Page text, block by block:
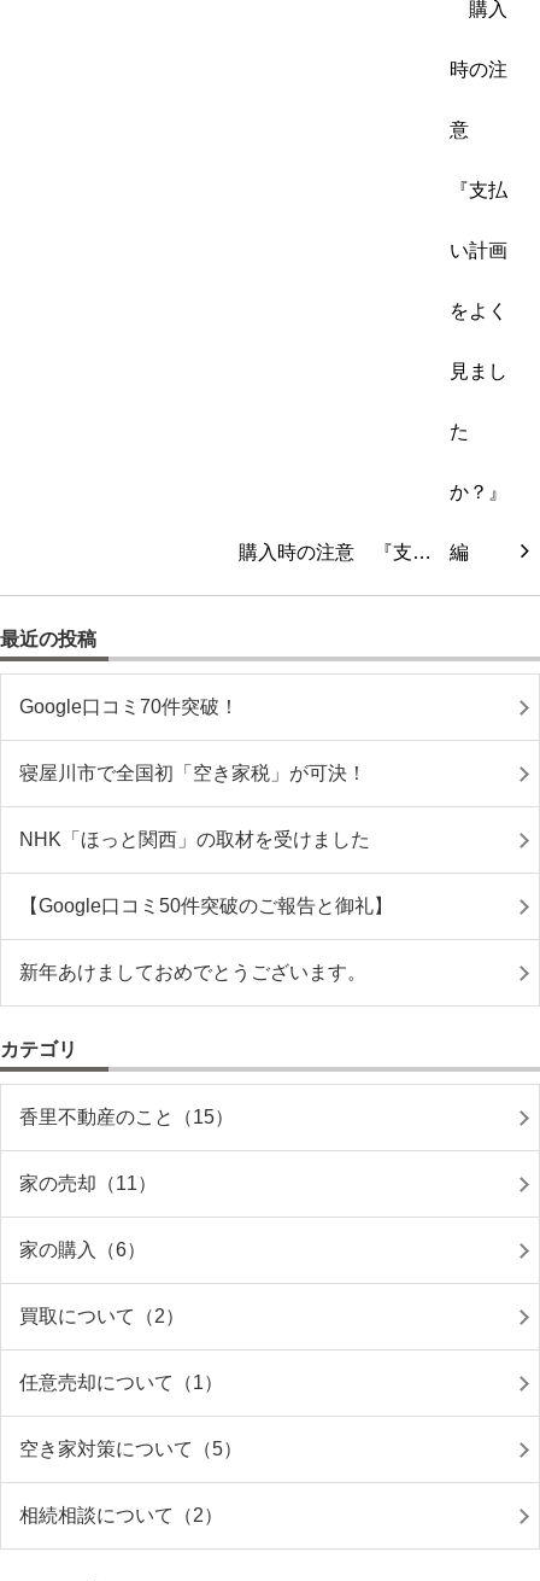
購入時の注意 『支…
最近の投稿
Google口コミ70件突破！
寝屋川市で全国初「空き家税」が可決！
NHK「ほっと関西」の取材を受けました
【Google口コミ50件突破のご報告と御礼】
新年あけましておめでとうございます。
カテゴリ
香里不動産のこと（15）
家の売却（11）
家の購入（6）
買取について（2）
任意売却について（1）
空き家対策について（5）
相続相談について（2）